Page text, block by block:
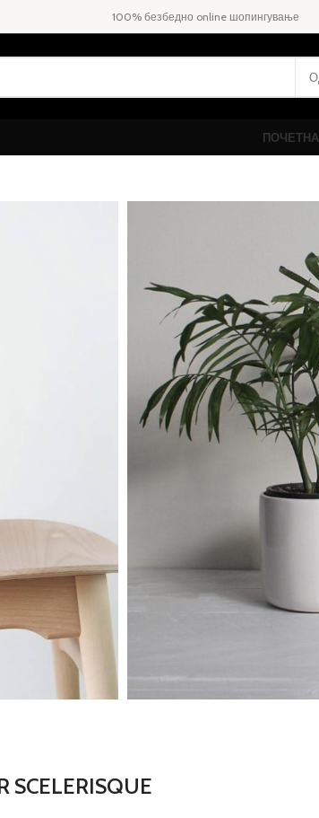
100% безбедно online шопингување
ПОЧЕТНА
SCELERISQUE